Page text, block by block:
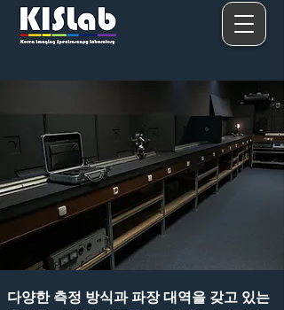
​다양한 측정 방식과 파장 대역을 갖고 있는